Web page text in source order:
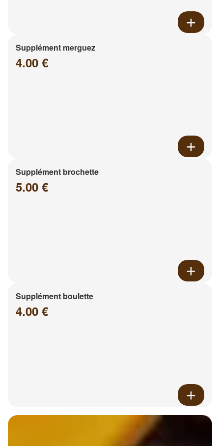
Supplément merguez
4.00 €
Supplément brochette
5.00 €
Supplément boulette
4.00 €